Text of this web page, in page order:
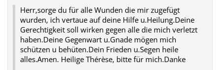
Herr,sorge du für alle Wunden die mir zugefügt
wurden, ich vertaue auf deine Hilfe u.Heilung.Deine
Gerechtigkeit soll wirken gegen alle die mich verletzt
haben.Deine Gegenwart u.Gnade mögen mich
schützen u behüten.Dein Frieden u.Segen heile
alles.Amen. Heilige Thérèse, bitte für mich.Danke